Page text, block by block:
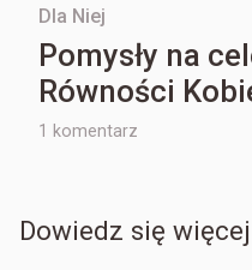
Dla Niej
Pomysły na
Równości
1 komentarz
Dnia
Dowiedz się